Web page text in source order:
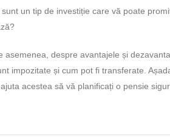
un tip de investiție care vă poate
asemenea, despre avantajele și
impozitate și cum pot fi transferate.
acestea să vă planificați o pensie